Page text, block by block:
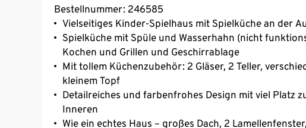
Bestellnummer: 246585
Vielseitiges Kinder-Spielhaus mit Spielküche an der
Spielküche mit Spüle und Wasserhahn (nicht
Kochen und Grillen und Geschirrablage
Mit tollem Küchenzubehör: 2 Gläser, 2 Teller,
kleinem Topf
Detailreiches und farbenfrohes Design mit viel Platz
Inneren
Wie ein echtes Haus – großes Dach, 2